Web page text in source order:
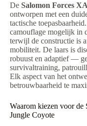
De Salomon Forces
ontworpen met een
tactische
camouflage mogelijk in
terwijl de constructie is
mobiliteit. De laars is
robuust en adaptief —
survivaltraining,
Elk aspect van het
betrouwbaarheid te
Waarom kiezen voor de
Jungle Coyote